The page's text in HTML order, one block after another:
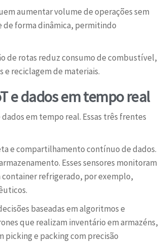
aumentar volume de operações sem
de forma dinâmica, permitindo
de rotas reduz consumo de combustível,
reciclagem de materiais.
e dados em tempo real
em tempo real. Essas três frentes
e compartilhamento contínuo de dados.
Esses sensores monitoram
container refrigerado, por exemplo,
baseadas em algoritmos e
que realizam inventário em armazéns,
e packing com precisão